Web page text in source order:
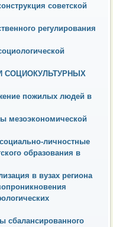
советской
регулирования
СОЦИОКУЛЬТУРНЫХ
пожилых людей в
мезоэкономической
личностные
образования в
в вузах региона